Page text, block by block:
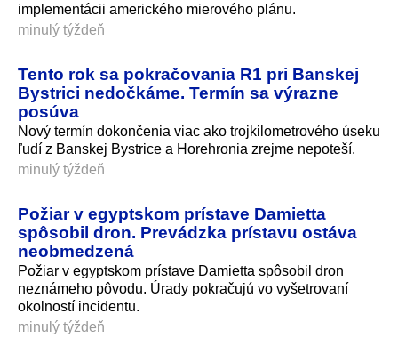
implementácii amerického mierového plánu.
minulý týždeň
Tento rok sa pokračovania R1 pri Banskej
Bystrici nedočkáme. Termín sa výrazne
posúva
Nový termín dokončenia viac ako trojkilometrového úseku
ľudí z Banskej Bystrice a Horehronia zrejme nepoteší.
minulý týždeň
Požiar v egyptskom prístave Damietta
spôsobil dron. Prevádzka prístavu ostáva
neobmedzená
Požiar v egyptskom prístave Damietta spôsobil dron
neznámeho pôvodu. Úrady pokračujú vo vyšetrovaní
okolností incidentu.
minulý týždeň